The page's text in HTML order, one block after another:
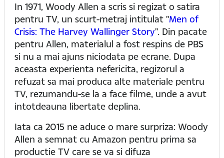
In 1971, Woody Allen a scris si regizat o satira
pentru TV, un scurt-metraj intitulat "Men of
Crisis: The Harvey Wallinger Story". Din pacate
pentru Allen, materialul a fost respins de PBS
si nu a mai ajuns niciodata pe ecrane. Dupa
aceasta experienta nefericita, regizorul a
refuzat sa mai produca alte materiale pentru
TV, rezumandu-se la a face filme, unde a avut
intotdeauna libertate deplina.
Iata ca 2015 ne aduce o mare surpriza: Woody
Allen a semnat cu Amazon pentru prima sa
productie TV care se va si difuza